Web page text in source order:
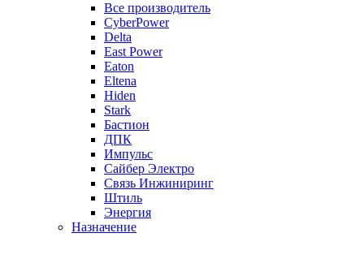
Все производитель
CyberPower
Delta
East Power
Eaton
Eltena
Hiden
Stark
Бастион
ДПК
Импульс
Сайбер Электро
Связь Инжиниринг
Штиль
Энергия
Назначение